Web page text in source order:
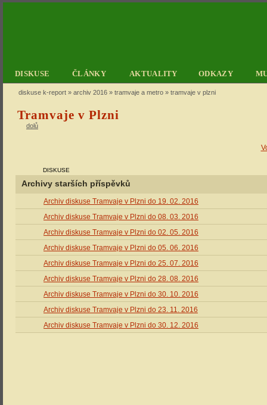
DISKUSE ČLÁNKY AKTUALITY ODKAZY
diskuse k-report » archiv 2016 » tramvaje a metro » tramvaje v plzni
Tramvaje v Plzni
dolů
DISKUSE
Archivy starších příspěvků
Archiv diskuse Tramvaje v Plzni do 19. 02. 2016
Archiv diskuse Tramvaje v Plzni do 08. 03. 2016
Archiv diskuse Tramvaje v Plzni do 02. 05. 2016
Archiv diskuse Tramvaje v Plzni do 05. 06. 2016
Archiv diskuse Tramvaje v Plzni do 25. 07. 2016
Archiv diskuse Tramvaje v Plzni do 28. 08. 2016
Archiv diskuse Tramvaje v Plzni do 30. 10. 2016
Archiv diskuse Tramvaje v Plzni do 23. 11. 2016
Archiv diskuse Tramvaje v Plzni do 30. 12. 2016